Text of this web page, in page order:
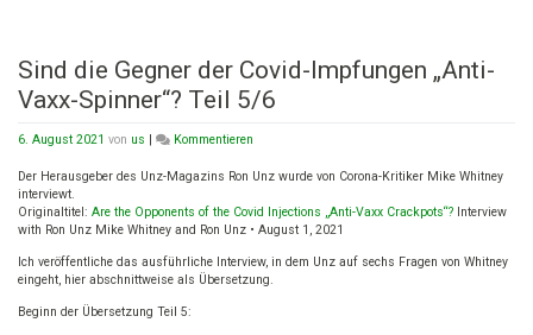
Sind die Gegner der Covid-Impfungen „Anti-
Vaxx-Spinner“? Teil 5/6
6. August 2021 von us Kommentieren
die
der
Covid-
„Anti-
Vaxx-
Der Herausgeber des Unz-Magazins Ron Unz wurde von Corona-Kritiker Mike Whitney
interviewt.
Originaltitel: Are the Opponents of the Covid Injections „Anti-Vaxx Crackpots“? Interview
with Ron Unz Mike Whitney and Ron Unz • August 1, 2021
Ich veröffentliche das ausführliche Interview, in dem Unz auf sechs Fragen von Whitney
eingeht, hier abschnittweise als Übersetzung.
Beginn der Übersetzung Teil 5: